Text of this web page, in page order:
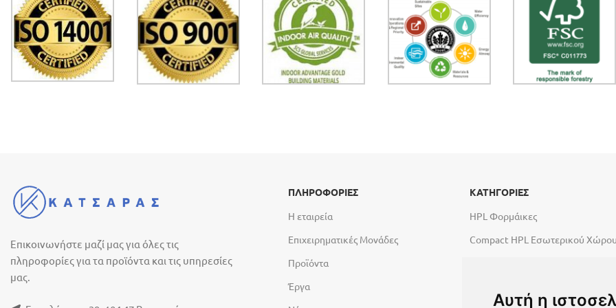
Αυτή η
Επικοινωνήστε μαζί μας για όλες τις
πληροφορίες για τα προϊόντα και τις υπηρεσίες
μας.
ΠΛΗΡΟΦΟΡΙΕΣ
Η εταιρεία
Επιχειρηματικές Μονάδες
Προϊόντα
Έργα
ΚΑΤΗΓΟΡΙΕΣ
HPL Φορμάικες
Compact HPL Εσωτερικού Χώρου